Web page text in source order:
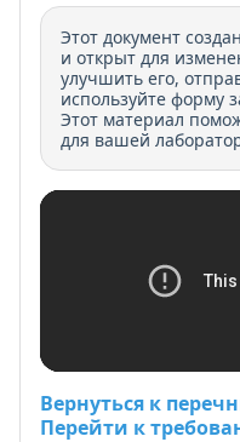
Этот документ
и открыт для
улучшить его,
используйте форму
Этот материал
для вашей
Вернуться к
Перейти к